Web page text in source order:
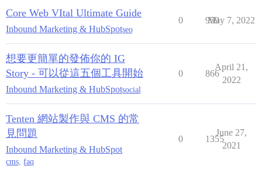
Core Web VItal Ultimate Guide
Inbound Marketing & HubSpotseo
0 959
May 7, 2022
想要更簡單的發佈你的 IG
Story - 可以從這五個工具開始
Inbound Marketing & HubSpotsocial
0 866
April 21,
2022
Tenten 網站製作與 CMS 的常
見問題
Inbound Marketing & HubSpot
cms, faq
0 1355
June 27,
2021